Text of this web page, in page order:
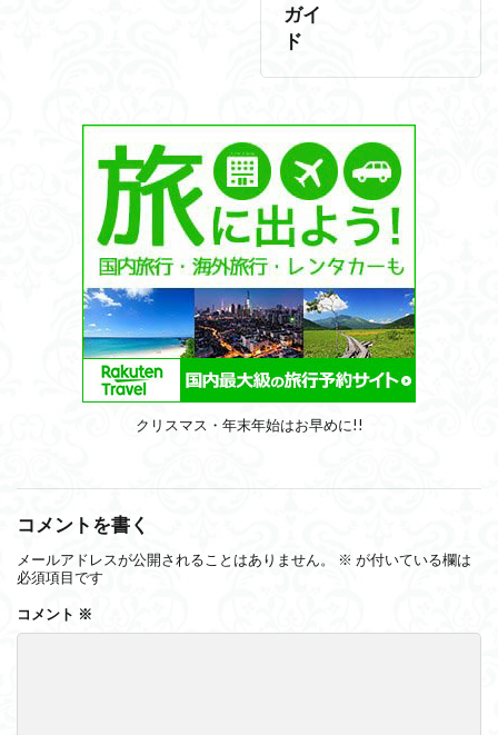
ガイ
ド
クリスマス・年末年始はお早めに!!
コメントを書く
メールアドレスが公開されることはありません。 ※ が付いている欄は
必須項目です
コメント ※